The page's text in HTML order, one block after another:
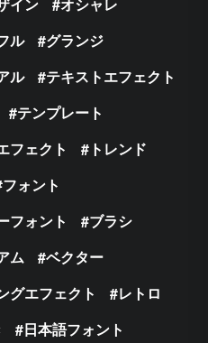
ル
グランジ
ル
テキストエフェクト
テンプレート
フェクト
トレンド
フォント
フォント
ブラシ
ム
ベクター
グエフェクト
レトロ
日本語フォント